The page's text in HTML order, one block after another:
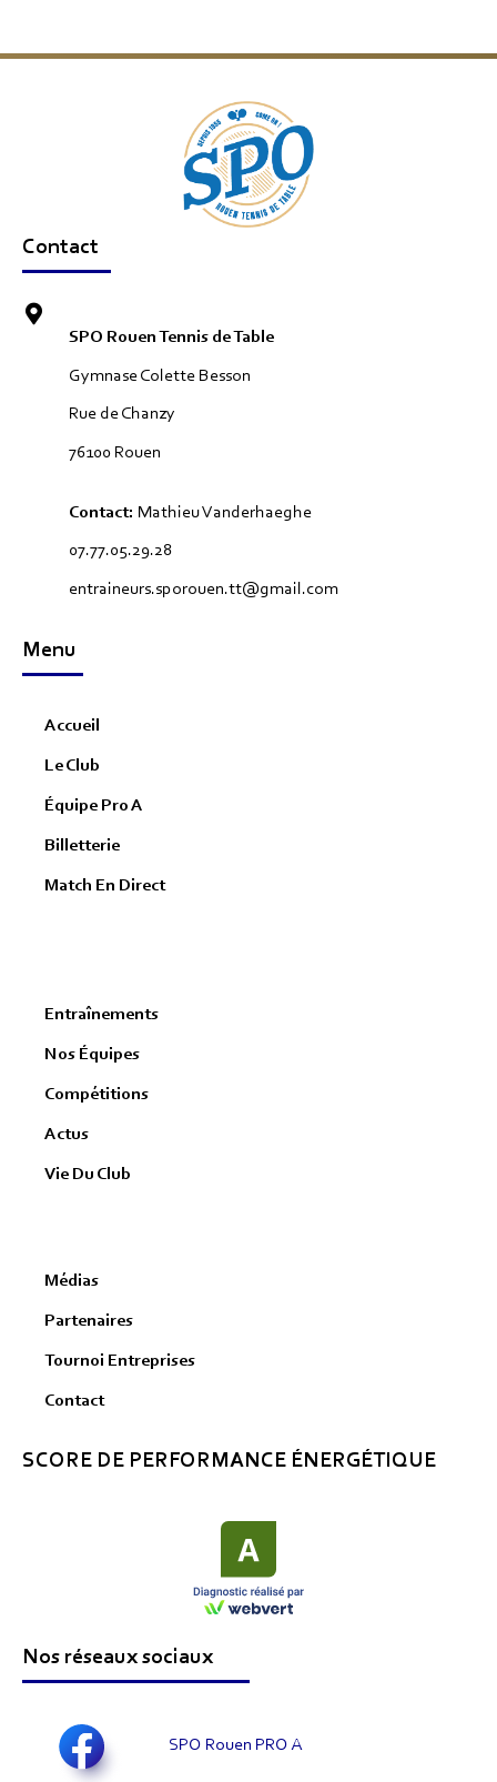
Contact
SPO Rouen Tennis de Table
Gymnase Colette Besson
Rue de Chanzy
76100 Rouen
Contact: Mathieu Vanderhaeghe
07.77.05.29.28
entraineurs.sporouen.tt@gmail.com
Menu
Accueil
Le Club
Équipe Pro A
Billetterie
Match En Direct
SCORE DE PERFORMANCE ÉNERGÉTIQUE
Entraînements
Nos Équipes
Compétitions
Actus
Vie Du Club
Médias
Partenaires
Tournoi Entreprises
Contact
Nos réseaux sociaux
SPO Rouen PRO A